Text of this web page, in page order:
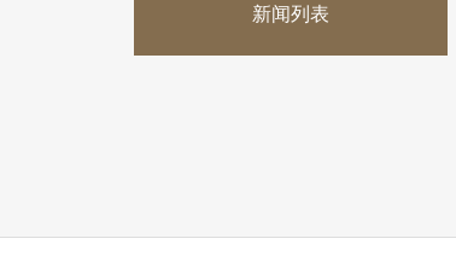
新闻列表